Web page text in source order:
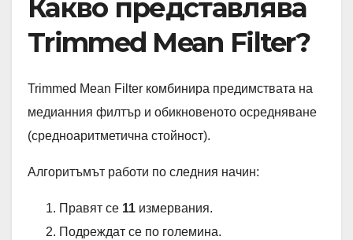
Какво представлява
Trimmed Mean Filter?
Trimmed Mean Filter комбинира предимствата на
медианния филтър и обикновеното осредняване
(средноаритметична стойност).
Алгоритъмът работи по следния начин:
Правят се 11 измервания.
Подреждат се по големина.